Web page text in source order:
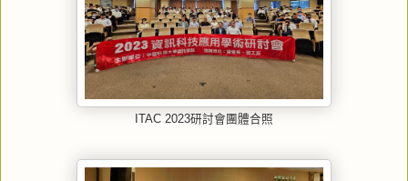
ITAC 2023研討會團體合照